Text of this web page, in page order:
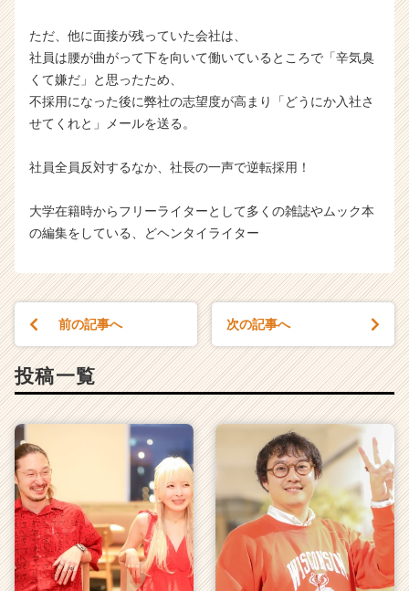
ただ、他に面接が残っていた会社は、
社員は腰が曲がって下を向いて働いているところで「辛気臭
くて嫌だ」と思ったため、
不採用になった後に弊社の志望度が高まり「どうにか入社さ
せてくれと」メールを送る。
社員全員反対するなか、社長の一声で逆転採用！
大学在籍時からフリーライターとして多くの雑誌やムック本
の編集をしている、どヘンタイライター
前の記事へ 次の記事へ
投稿一覧